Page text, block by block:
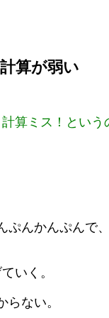
算が弱い
算ミス！という
ぷんかんぷんで
いく。
ない。